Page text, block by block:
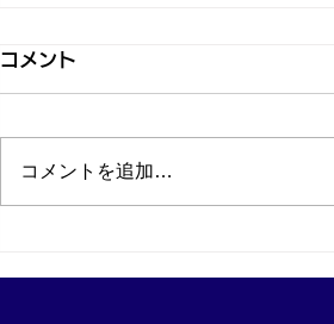
コメント
コメントを追加…